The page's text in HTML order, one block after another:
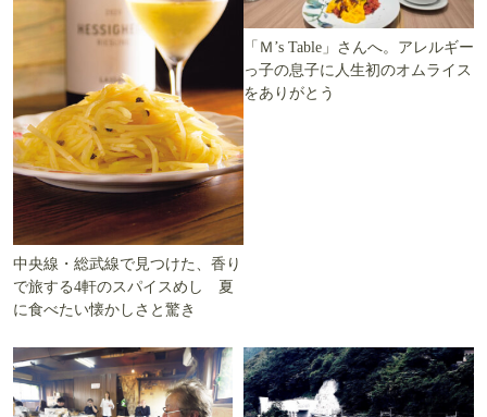
中央線・総武線で見つけた、香り
で旅する4軒のスパイスめし 夏
に食べたい懐かしさと驚き
「Ｍ’s Table」さんへ。アレルギー
っ子の息子に人生初のオムライス
をありがとう